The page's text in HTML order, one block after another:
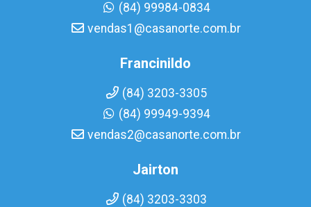
(84) 99984-0834
vendas1@casanorte.com.br
Francinildo
(84) 3203-3305
(84) 99949-9394
vendas2@casanorte.com.br
Jairton
(84) 3203-3303